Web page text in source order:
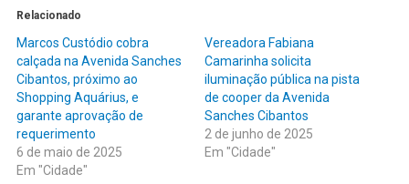
Relacionado
Marcos Custódio cobra
calçada na Avenida Sanches
Cibantos, próximo ao
Shopping Aquárius, e
garante aprovação de
requerimento
6 de maio de 2025
Em "Cidade"
Vereadora Fabiana
Camarinha solicita
iluminação pública na pista
de cooper da Avenida
Sanches Cibantos
2 de junho de 2025
Em "Cidade"